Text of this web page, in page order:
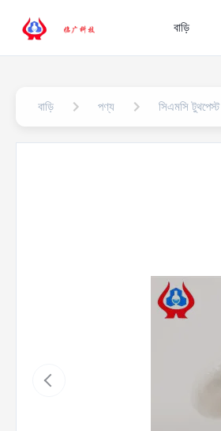
বাড়ি
বাড়ি পণ্য সিএমসি টুথপেস্ট